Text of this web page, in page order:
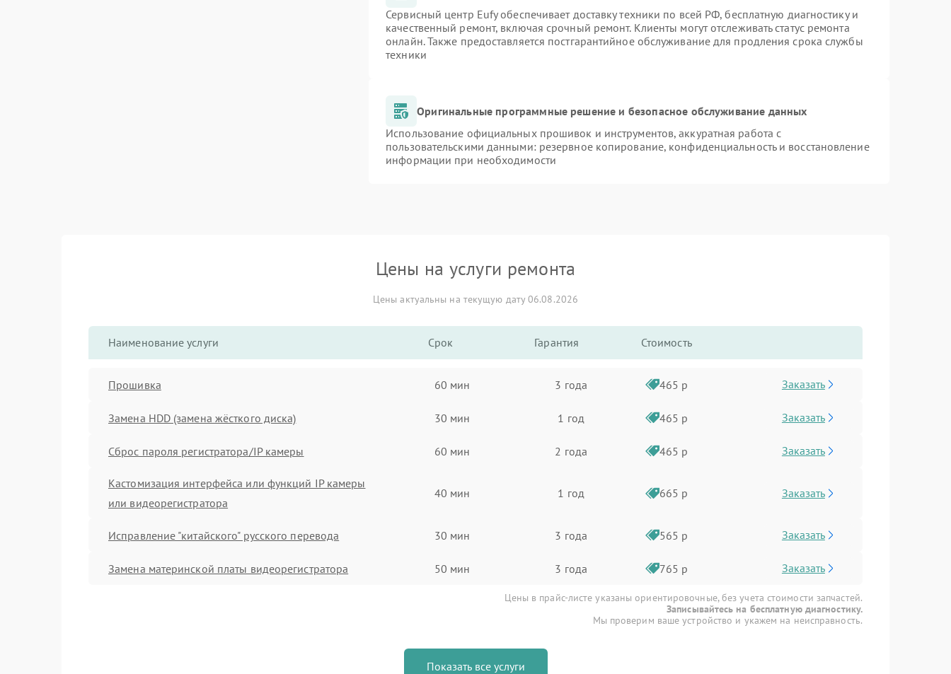
Сервисный центр Eufy обеспечивает доставку техники по всей РФ, бесплатную диагностику и
качественный ремонт, включая срочный ремонт. Клиенты могут отслеживать статус ремонта
онлайн. Также предоставляется постгарантийное обслуживание для продления срока службы
техники
Оригинальные программные решение и безопасное обслуживание данных
Использование официальных прошивок и инструментов, аккуратная работа с
пользовательскими данными: резервное копирование, конфиденциальность и восстановление
информации при необходимости
Цены на услуги ремонта
Цены актуальны на текущую дату 06.08.2026
Наименование услуги Срок Гарантия Стоимость
Прошивка 60 мин 3 года 465 р Заказать
Замена HDD (замена жёсткого диска) 30 мин 1 год 465 р Заказать
Сброс пароля регистратора/IP камеры 60 мин 2 года 465 р Заказать
Кастомизация интерфейса или функций IP камеры
или видеорегистратора
40 мин 1 год 665 р Заказать
Исправление "китайского" русского перевода 30 мин 3 года 565 р Заказать
Замена материнской платы видеорегистратора 50 мин 3 года 765 р Заказать
Цены в прайс-листе указаны ориентировочные, без учета стоимости запчастей.
Записывайтесь на бесплатную диагностику.
Мы проверим ваше устройство и укажем на неисправность.
Показать все услуги